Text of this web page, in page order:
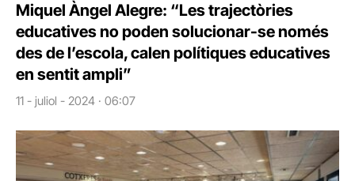
Miquel Àngel Alegre: “Les trajectòries
educatives no poden solucionar-se només
des de l’escola, calen polítiques educatives
en sentit ampli”
11 - juliol - 2024 · 06:07